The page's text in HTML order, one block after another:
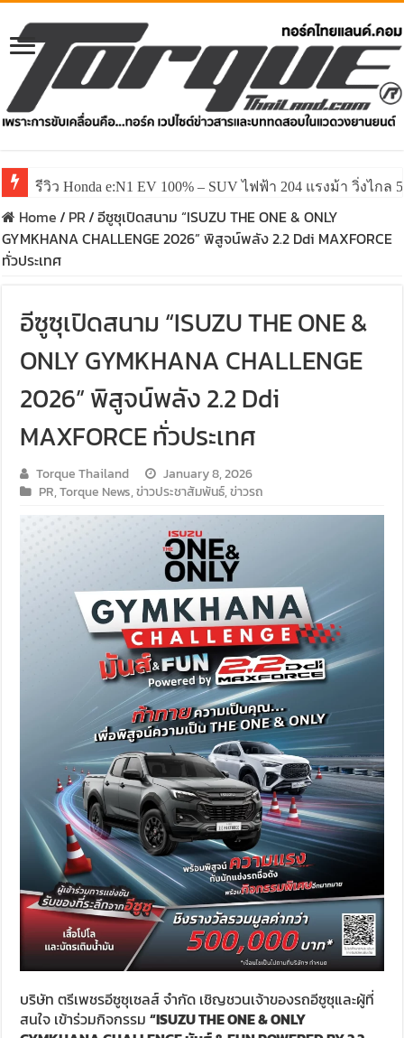
รีวิว Honda e:N1 EV 100% – SUV ไฟฟ้า 204 แรงม้า วิ่งไกล
Home/ PR/อีซูซุเปิดสนาม “ISUZU THE ONE & ONLY
GYMKHANA CHALLENGE 2026” พิสูจน์พลัง 2.2 Ddi MAXFORCE
ทั่วประเทศ
อีซูซุเปิดสนาม “ISUZU THE ONE &
ONLY GYMKHANA CHALLENGE
2026” พิสูจน์พลัง 2.2 Ddi
MAXFORCE ทั่วประเทศ
Torque Thailand
January 8, 2026
PR,Torque News,ข่าวประชาสัมพันธ์,ข่าวรถ
บริษัท ตรีเพชรอีซูซุเซลส์ จำกัด เชิญชวนเจ้าของรถอีซูซุและผู้ที่
สนใจ เข้าร่วมกิจกรรม“ISUZU THE ONE & ONLY